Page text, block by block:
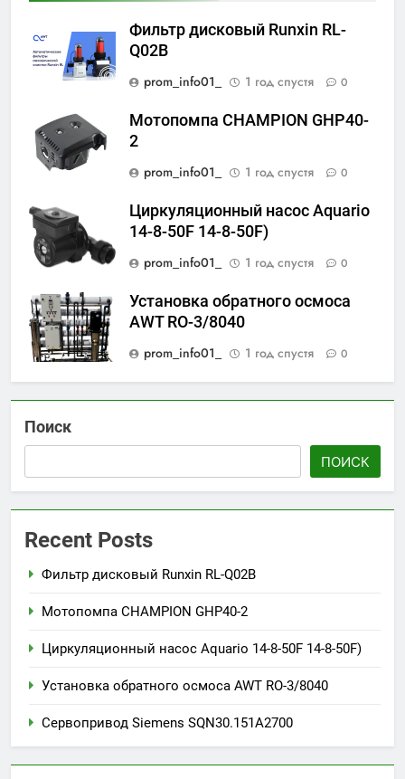
Фильтр дисковый Runxin RL-
Q02B
prom_info01_
1 год спустя 0
Мотопомпа CHAMPION GHP40-
2
prom_info01_
1 год спустя 0
Циркуляционный насос Aquario
14-8-50F 14-8-50F)
prom_info01_
1 год спустя 0
Установка обратного осмоса
AWT RO-3/8040
prom_info01_
1 год спустя 0
Поиск
ПОИСК
Recent Posts
Фильтр дисковый Runxin RL-Q02B
Мотопомпа CHAMPION GHP40-2
Циркуляционный насос Aquario 14-8-50F 14-8-50F)
Установка обратного осмоса AWT RO-3/8040
Сервопривод Siemens SQN30.151A2700